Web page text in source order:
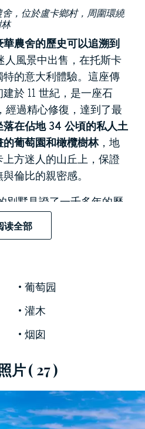
舍，位於盧卡鄉村，周圍環繞
農舍的歷史可以追溯到
人風景中出售，在托斯卡
的意大利體驗。這座傳
於 11 世紀，是一座石
過精心修復，達到了最
落在佔地 34 公頃的私人土
葡萄園和橄欖樹林，地
方迷人的山丘上，保證
倫比的親密感。
別墅見證了一千多年的歷
石材，以其
。採用真實、珍貴、稀有
緻的修復，完整地保留
間面積為 450 平方米，
大陽台：一個配有石頭燒
欣賞壯麗的景色。別墅
客廳和休息室，樓上的
第六間臥室，配有獨立
外，這座豪華的托斯卡
代舒適設施，並設有一座
統，並提供存儲空間和
读全部
葡萄园
灌木
烟囱
片( 27 )